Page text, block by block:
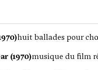
huit ballades pour
(1970)musique du film